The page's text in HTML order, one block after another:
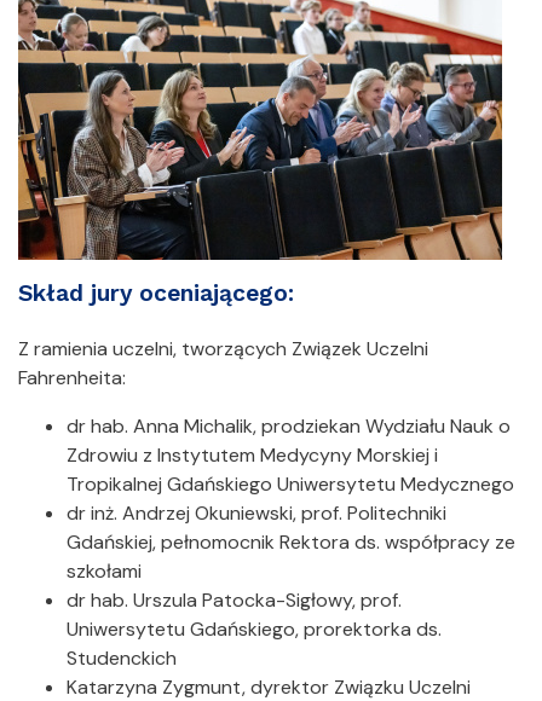
Skład jury oceniającego:
Z ramienia uczelni, tworzących Związek Uczelni
Fahrenheita:
dr hab. Anna Michalik, prodziekan Wydziału Nauk o
Zdrowiu z Instytutem Medycyny Morskiej i
Tropikalnej Gdańskiego Uniwersytetu Medycznego
dr inż. Andrzej Okuniewski, prof. Politechniki
Gdańskiej, pełnomocnik Rektora ds. współpracy ze
szkołami
dr hab. Urszula Patocka-Sigłowy, prof.
Uniwersytetu Gdańskiego, prorektorka ds.
Studenckich
Katarzyna Zygmunt, dyrektor Związku Uczelni